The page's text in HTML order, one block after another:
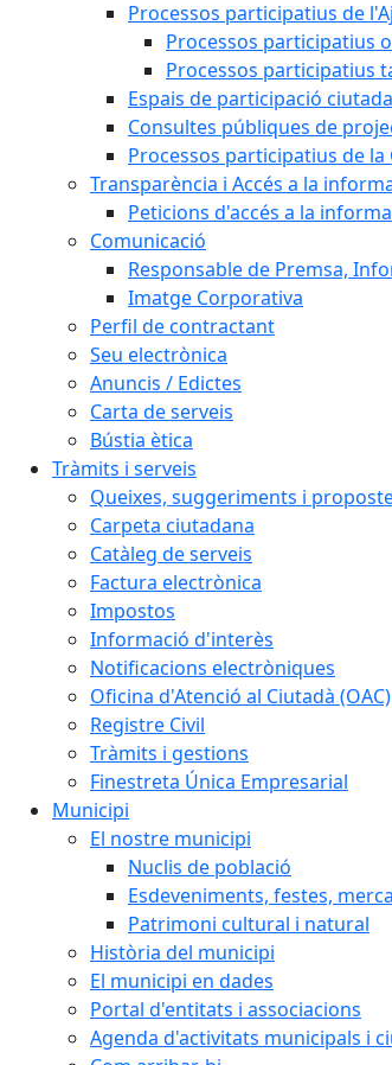
Processos participatius de
Processos participatius
Processos participatius
Espais de participació
Consultes públiques de
Processos participatius de
Transparència i Accés a la
Peticions d'accés a la
Comunicació
Responsable de Premsa,
Imatge Corporativa
Perfil de contractant
Seu electrònica
Anuncis / Edictes
Carta de serveis
Bústia ètica
Tràmits i serveis
Queixes, suggeriments i
Carpeta ciutadana
Catàleg de serveis
Factura electrònica
Impostos
Informació d'interès
Notificacions electròniques
Oficina d'Atenció al Ciutadà (OAC)
Registre Civil
Tràmits i gestions
Finestreta Única Empresarial
Municipi
El nostre municipi
Nuclis de població
Esdeveniments, festes,
Patrimoni cultural i natural
Història del municipi
El municipi en dades
Portal d'entitats i associacions
Agenda d'activitats municipals i